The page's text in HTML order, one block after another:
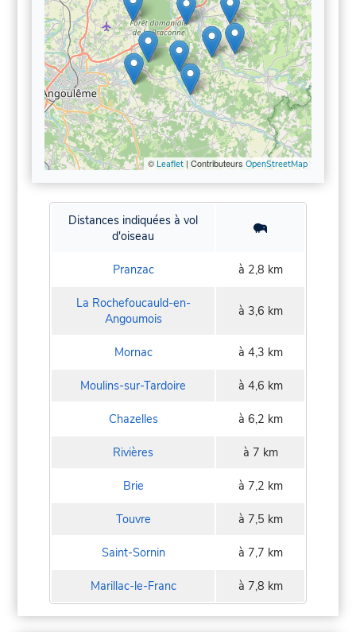
© Leaflet| Contributeurs OpenStreetMap
Distances indiquées à vol
d'oiseau
Pranzac à 2,8 km
La Rochefoucauld-en-
Angoumois
à 3,6 km
Mornac à 4,3 km
Moulins-sur-Tardoire à 4,6 km
Chazelles à 6,2 km
Rivières à 7 km
Brie à 7,2 km
Touvre à 7,5 km
Saint-Sornin à 7,7 km
Marillac-le-Franc à 7,8 km